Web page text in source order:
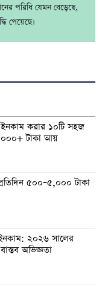
পরিধি যেমন বেড়েছে,
পেয়েছে।
করার ১০টি সহজ
টাকা আয়
৫০০–৫,০০০ টাকা
২০২৬ সালের
অভিজ্ঞতা